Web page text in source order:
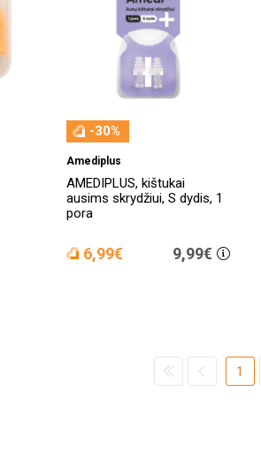
-30%
Amediplus
AMEDIPLUS, kištukai
ausims skrydžiui, S dydis, 1
pora
6,99€ 9,99€
1